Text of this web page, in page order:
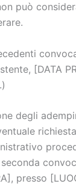
può
[DATA
degli
presso